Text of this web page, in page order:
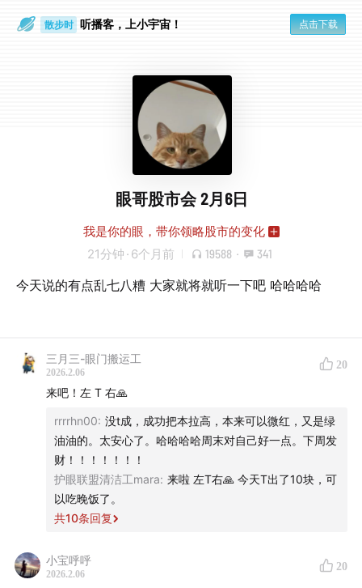
散步时 听播客，上小宇宙！ 点击下载
眼哥股市会 2月6日
我是你的眼，带你领略股市的变化
21分钟 · 6个月前 19588 · 341
今天说的有点乱七八糟 大家就将就听一下吧 哈哈哈哈
三月三-眼门搬运工
2026.2.06
20
来吧！左 T 右🙏
rrrrhn00: 没t成，成功把本拉高，本来可以微红，又是绿
油油的。太安心了。哈哈哈哈周末对自己好一点。下周发
财！！！！！！！
护眼联盟清洁工mara: 来啦 左T右🙏 今天T出了10块，可
以吃晚饭了。
共10条回复
小宝呼呼
2026.2.06
20